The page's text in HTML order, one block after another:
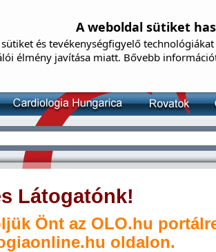
Látogatónk!
Önt az OLO.hu
oldalon.
A weboldal sütiket
és tevékenységfigyelő
élmény javítása miatt. Bővebb